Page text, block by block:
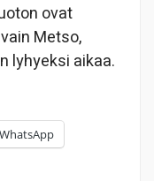
ovat
Metso,
lyhyeksi aikaa.
WhatsApp